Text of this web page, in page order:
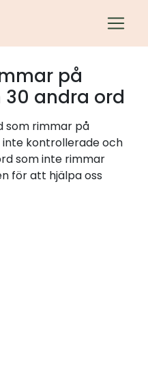
på
30 andra ord
som rimmar på
inte kontrollerade och
som inte rimmar
för att hjälpa oss